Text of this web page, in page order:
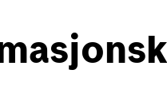
Min side